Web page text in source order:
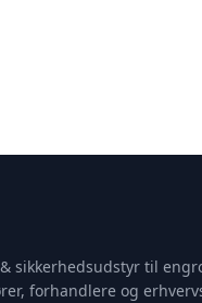
& sikkerhedsudstyr til
forhandlere og